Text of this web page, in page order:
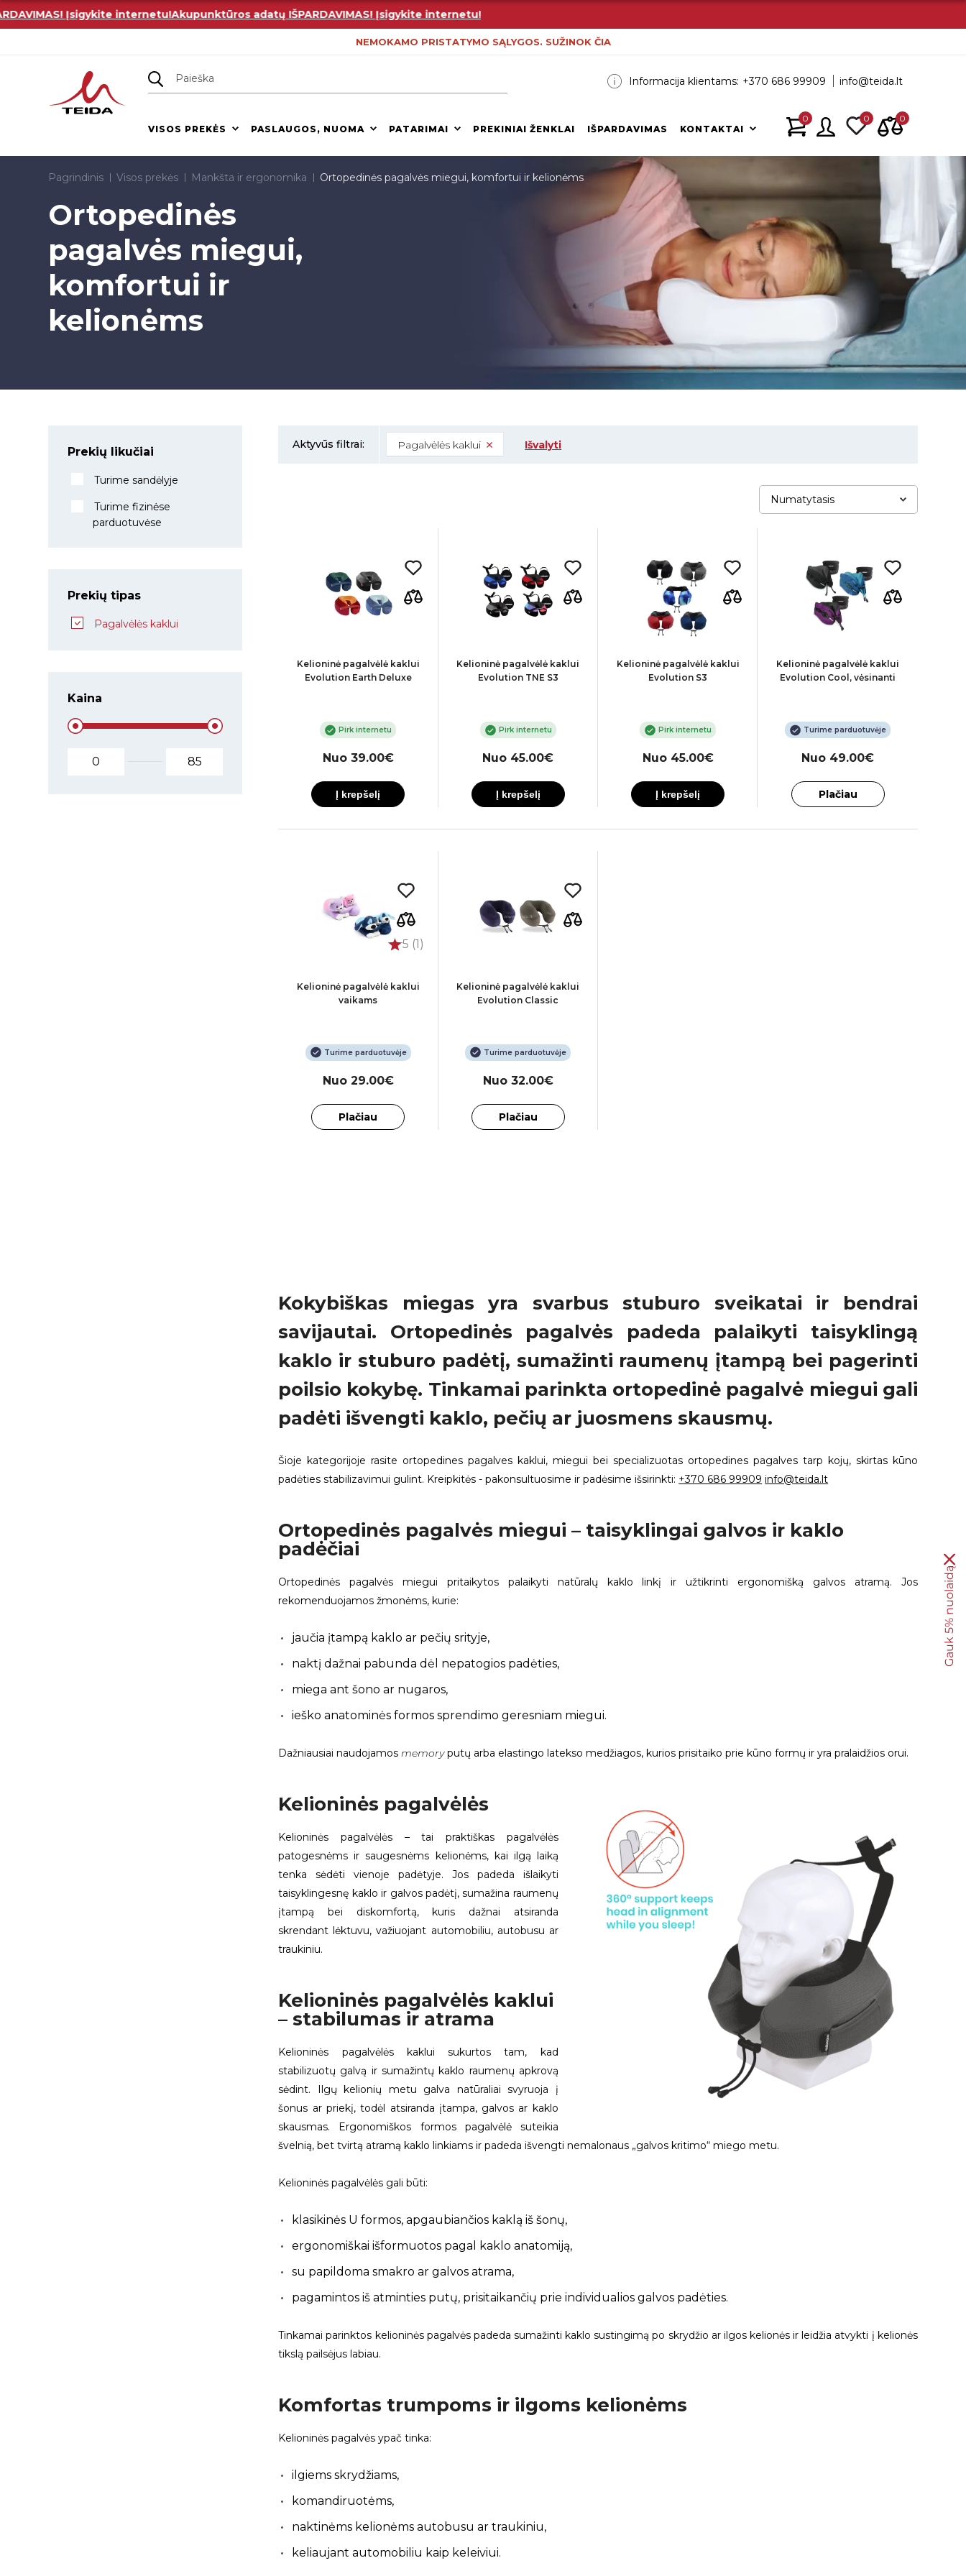
Įsigykite internetu!Akupunktūros adatų IŠPARDAVIMAS! Įsigykite internetu!
NEMOKAMO PRISTATYMO SĄLYGOS. SUŽINOK ČIA
Informacija klientams: +370 686 99909 info@teida.lt
VISOS PREKĖS PASLAUGOS, NUOMA PATARIMAI PREKINIAI ŽENKLAI IŠPARDAVIMAS KONTAKTAI
0 0 0
Pagrindinis Visos prekės Mankšta ir ergonomika Ortopedinės pagalvės miegui, komfortui ir kelionėms
Ortopedinės
pagalvės miegui,
komfortui ir
kelionėms
Prekių likučiai
Turime sandėlyje
Turime fizinėse
parduotuvėse
Prekių tipas
Pagalvėlės kaklui
Kaina
Aktyvūs filtrai: Pagalvėlės kaklui Išvalyti
Kelioninė pagalvėlė kaklui
Evolution Earth Deluxe
Pirk internetu
Nuo 39.00€
Į krepšelį
Kelioninė pagalvėlė kaklui
Evolution TNE S3
Pirk internetu
Nuo 45.00€
Į krepšelį
Kelioninė pagalvėlė kaklui
Evolution S3
Pirk internetu
Nuo 45.00€
Į krepšelį
Kelioninė pagalvėlė kaklui
Evolution Cool, vėsinanti
Turime parduotuvėje
Nuo 49.00€
Plačiau
Kelioninė pagalvėlė kaklui
vaikams
Turime parduotuvėje
Nuo 29.00€
Plačiau
5 (1)
Kelioninė pagalvėlė kaklui
Evolution Classic
Turime parduotuvėje
Nuo 32.00€
Plačiau
Kokybiškas miegas yra svarbus stuburo sveikatai ir bendrai
savijautai. Ortopedinės pagalvės padeda palaikyti taisyklingą
kaklo ir stuburo padėtį, sumažinti raumenų įtampą bei pagerinti
poilsio kokybę. Tinkamai parinkta ortopedinė pagalvė miegui gali
padėti išvengti kaklo, pečių ar juosmens skausmų.
Šioje kategorijoje rasite ortopedines pagalves kaklui, miegui bei specializuotas ortopedines pagalves tarp kojų, skirtas kūno
padėties stabilizavimui gulint. Kreipkitės - pakonsultuosime ir padėsime išsirinkti: +370 686 99909 info@teida.lt
Ortopedinės pagalvės miegui – taisyklingai galvos ir kaklo
padėčiai
Ortopedinės pagalvės miegui pritaikytos palaikyti natūralų kaklo linkį ir užtikrinti ergonomišką galvos atramą. Jos
rekomenduojamos žmonėms, kurie:
jaučia įtampą kaklo ar pečių srityje,
naktį dažnai pabunda dėl nepatogios padėties,
miega ant šono ar nugaros,
ieško anatominės formos sprendimo geresniam miegui.
Dažniausiai naudojamos memoryputų arba elastingo latekso medžiagos, kurios prisitaiko prie kūno formų ir yra pralaidžios orui.
Kelioninės pagalvėlės
Kelioninės pagalvėlės – tai praktiškas pagalvėlės
patogesnėms ir saugesnėms kelionėms, kai ilgą laiką
tenka sėdėti vienoje padėtyje. Jos padeda išlaikyti
taisyklingesnę kaklo ir galvos padėtį, sumažina raumenų
įtampą bei diskomfortą, kuris dažnai atsiranda
skrendant lėktuvu, važiuojant automobiliu, autobusu ar
traukiniu.
Kelioninės pagalvėlės kaklui
– stabilumas ir atrama
Kelioninės pagalvėlės kaklui sukurtos tam, kad
stabilizuotų galvą ir sumažintų kaklo raumenų apkrovą
sėdint. Ilgų kelionių metu galva natūraliai svyruoja į
šonus ar priekį, todėl atsiranda įtampa, galvos ar kaklo
skausmas. Ergonomiškos formos pagalvėlė suteikia
švelnią, bet tvirtą atramą kaklo linkiams ir padeda išvengti nemalonaus „galvos kritimo“ miego metu.
Kelioninės pagalvėlės gali būti:
klasikinės U formos, apgaubiančios kaklą iš šonų,
ergonomiškai išformuotos pagal kaklo anatomiją,
su papildoma smakro ar galvos atrama,
pagamintos iš atminties putų, prisitaikančių prie individualios galvos padėties.
Tinkamai parinktos kelioninės pagalvės padeda sumažinti kaklo sustingimą po skrydžio ar ilgos kelionės ir leidžia atvykti į kelionės
tikslą pailsėjus labiau.
Komfortas trumpoms ir ilgoms kelionėms
Kelioninės pagalvės ypač tinka:
ilgiems skrydžiams,
komandiruotėms,
naktinėms kelionėms autobusu ar traukiniu,
keliaujant automobiliu kaip keleiviui.
Gauk 5% nuolaidą